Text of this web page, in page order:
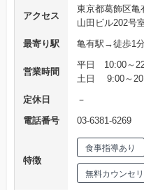
アクセス
東京都葛飾区亀
山田ビル202号
最寄り駅
亀有駅→徒歩1分
営業時間
平日 10:00～
土日 9:00～
定休日
－
電話番号
03-6381-6269
特徴
食事指導あり
無料カウンセ